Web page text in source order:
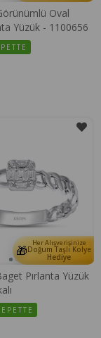
Oval
Yüzük - 1100656
🎁 Her Alışverişinize
Doğum Taşlı Kolye
Hediye
Pırlanta Yüzük